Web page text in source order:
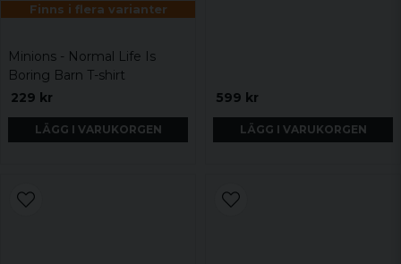
Finns i flera varianter
Minions - Normal Life Is
Boring Barn T-shirt
229 kr
LÄGG I VARUKORGEN
599 kr
LÄGG I VARUKORGEN